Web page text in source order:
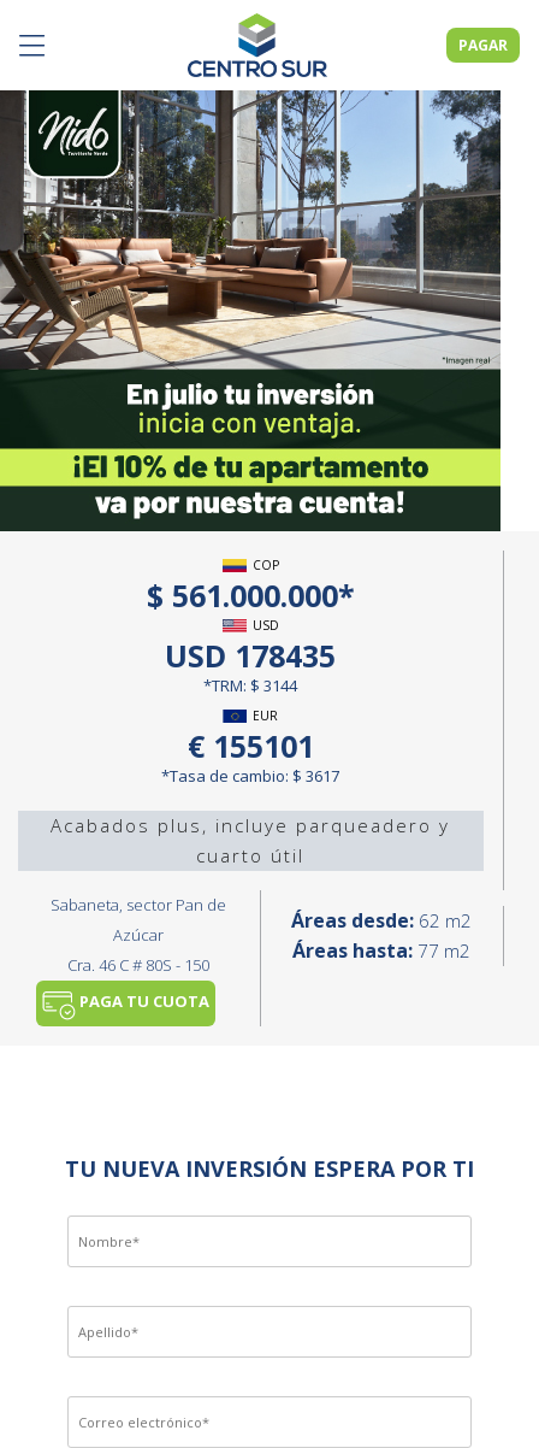
PAGAR
COP
$ 561.000.000*
USD
USD 178435
*TRM: $ 3144
EUR
€ 155101
*Tasa de cambio: $ 3617
Acabados plus, incluye parqueadero y
cuarto útil
Sabaneta, sector Pan de
Azúcar
Cra. 46 C # 80S - 150
Áreas desde: 62 m2
Áreas hasta: 77 m2
PAGA TU CUOTA
TU NUEVA INVERSIÓN ESPERA POR TI